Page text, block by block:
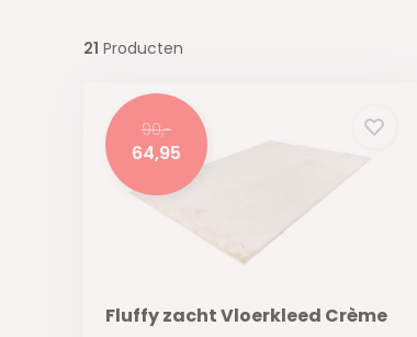
21 Producten
90,-
64,95
Fluffy zacht Vloerkleed Crème